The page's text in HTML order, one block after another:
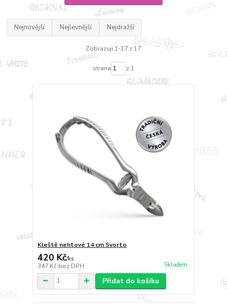
Nejnovější Nejlevnější Nejdražší
Zobrazuji 1-17 z 17
strana z 1
Kleště nehtové 14 cm Svorto
420 Kč/ks
347 Kč bez DPH Skladem
Přidat do košíku